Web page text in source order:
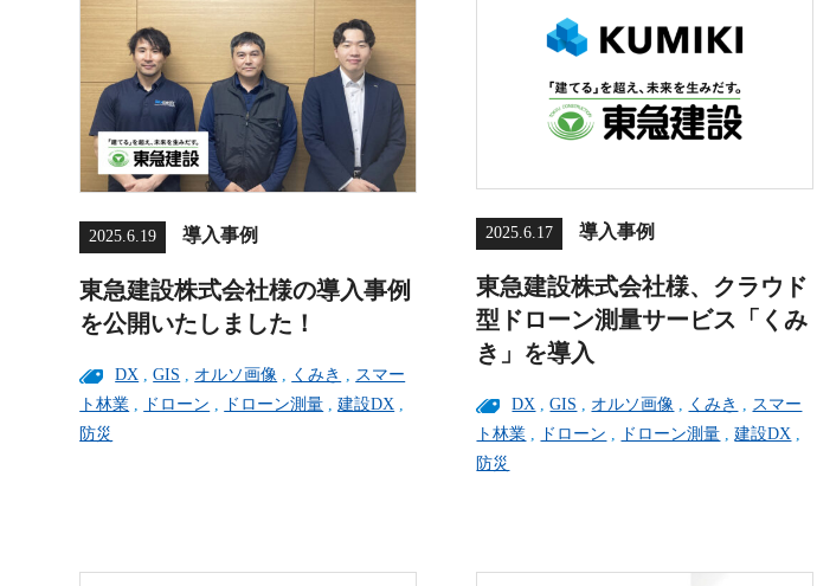
2025.6.19 導入事例
東急建設株式会社様の導入事例
を公開いたしました！
DX ,GIS , オルソ画像 , くみき , スマー
ト林業 , ドローン , ドローン測量 ,建設DX ,
防災
2025.6.17 導入事例
東急建設株式会社様、クラウド
型ドローン測量サービス「くみ
き」を導入
DX ,GIS , オルソ画像 , くみき , スマー
ト林業 , ドローン , ドローン測量 ,建設DX ,
防災